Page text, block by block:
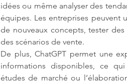
idées ou même analyser des
équipes. Les entreprises peuvent
de nouveaux concepts, tester
des scénarios de vente.
De plus, ChatGPT permet une
informations disponibles, ce
études de marché ou